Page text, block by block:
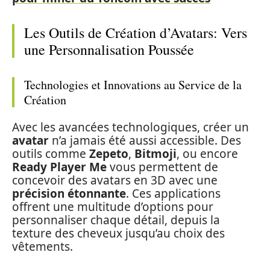
Les Outils de Création d’Avatars: Vers
une Personnalisation Poussée
Technologies et Innovations au Service de la
Création
Avec les avancées technologiques, créer un
avatar n’a jamais été aussi accessible. Des
outils comme Zepeto, Bitmoji, ou encore
Ready Player Mevous permettent de
concevoir des avatars en 3D avec une
précision étonnante. Ces applications
offrent une multitude d’options pour
personnaliser chaque détail, depuis la
texture des cheveux jusqu’au choix des
vêtements.